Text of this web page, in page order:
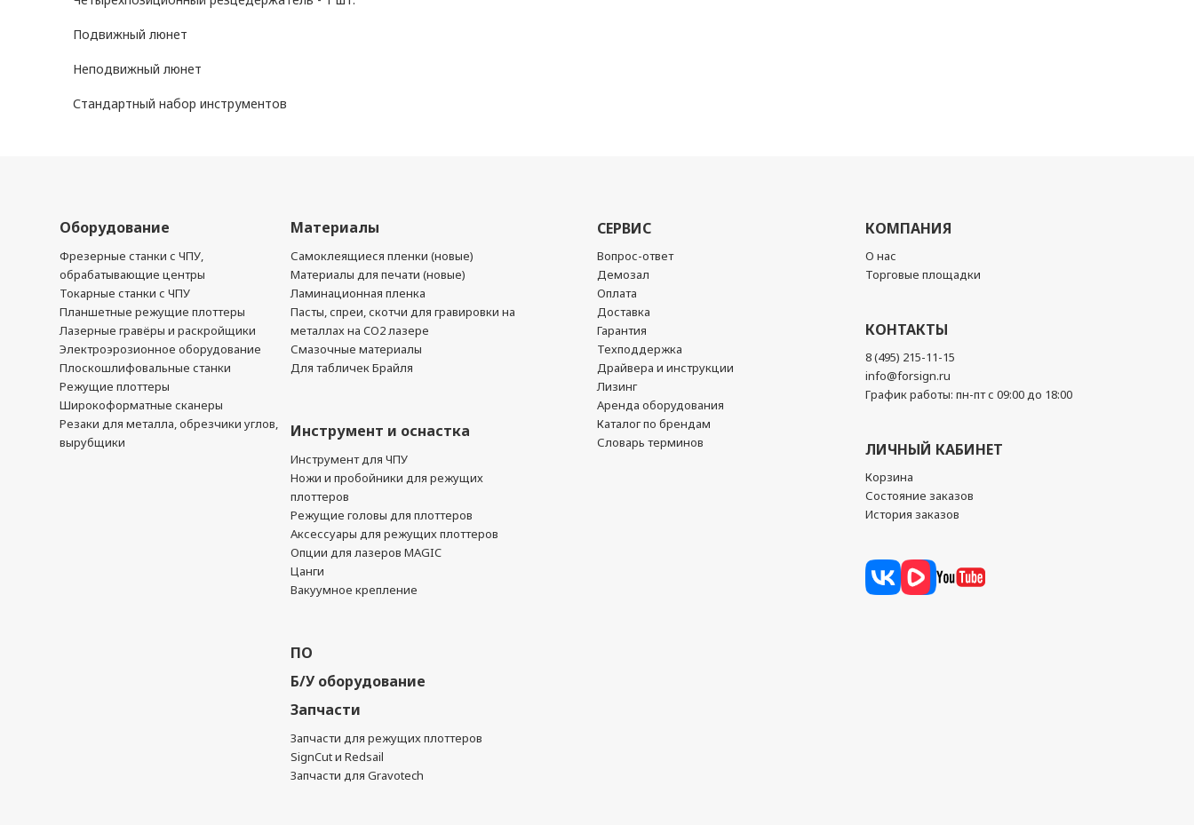
Подвижный люнет
Неподвижный люнет
Стандартный набор инструментов
Оборудование
Фрезерные станки с ЧПУ,
обрабатывающие центры
Токарные станки с ЧПУ
Планшетные режущие плоттеры
Лазерные гравёры и раскройщики
Электроэрозионное оборудование
Плоскошлифовальные станки
Режущие плоттеры
Широкоформатные сканеры
Резаки для металла, обрезчики углов,
вырубщики
Материалы
Самоклеящиеся пленки (новые)
Материалы для печати (новые)
Ламинационная пленка
Пасты, спреи, скотчи для гравировки на
металлах на CO2 лазере
Смазочные материалы
Для табличек Брайля
Инструмент и оснастка
Инструмент для ЧПУ
Ножи и пробойники для режущих
плоттеров
Режущие головы для плоттеров
Аксессуары для режущих плоттеров
Опции для лазеров MAGIC
Цанги
Вакуумное крепление
ПО
Б/У оборудование
Запчасти
Запчасти для режущих плоттеров
SignCut и Redsail
Запчасти для Gravotech
СЕРВИС
Вопрос-ответ
Демозал
Оплата
Доставка
Гарантия
Техподдержка
Драйвера и инструкции
Лизинг
Аренда оборудования
Каталог по брендам
Словарь терминов
КОМПАНИЯ
О нас
Торговые площадки
КОНТАКТЫ
8 (495) 215-11-15
info@forsign.ru
График работы: пн-пт с 09:00 до 18:00
ЛИЧНЫЙ КАБИНЕТ
Корзина
Состояние заказов
История заказов